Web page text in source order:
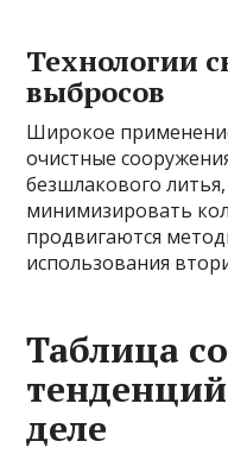
Технологии
выбросов
Широкое
очистные
безшлакового
минимизировать
продвигаются
использования
Таблица
деле